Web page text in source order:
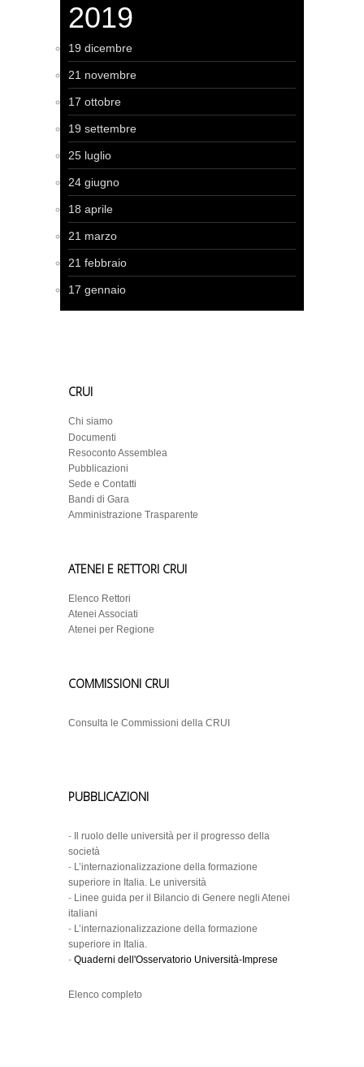
2019
19 dicembre
21 novembre
17 ottobre
19 settembre
25 luglio
24 giugno
18 aprile
21 marzo
21 febbraio
17 gennaio
CRUI
Chi siamo
Documenti
Resoconto Assemblea
Pubblicazioni
Sede e Contatti
Bandi di Gara
Amministrazione Trasparente
ATENEI E RETTORI CRUI
Elenco Rettori
Atenei Associati
Atenei per Regione
COMMISSIONI CRUI
Consulta le Commissioni della CRUI
PUBBLICAZIONI
-
Il ruolo delle università per il progresso della
società
- L’internazionalizzazione della formazione
superiore in Italia. Le università
- Linee guida per il Bilancio di Genere negli Atenei
italiani
- L’internazionalizzazione della formazione
superiore in Italia.
- Quaderni dell'Osservatorio Università-Imprese
Elenco completo